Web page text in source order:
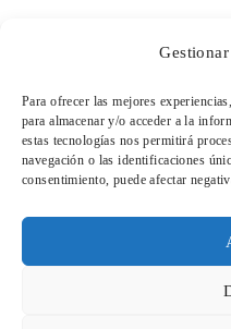
Para ofrecer las mejores
para almacenar y/o acceder a la
estas tecnologías nos permitirá
navegación o las identificaciones
consentimiento, puede afectar
Cuando envíes estarás